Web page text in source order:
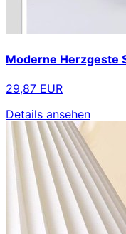
Moderne Herzgeste
29,87 EUR
Details ansehen